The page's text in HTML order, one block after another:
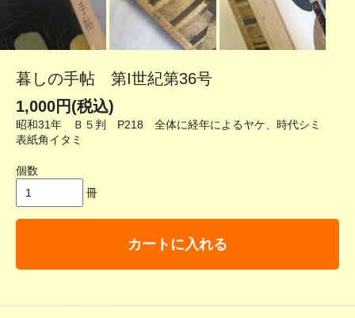
暮しの手帖 第I世紀第36号
1,000円(税込)
昭和31年 Ｂ５判 P218 全体に経年によるヤケ、時代シミ
表紙角イタミ
個数
冊
カートに入れる